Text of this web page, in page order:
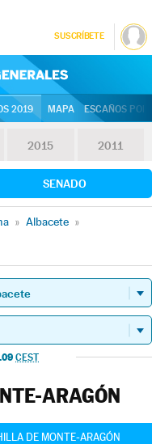
SUSCRÍBETE
2019 MAPA ESCAÑOS
2015 2011
SENADO
» Albacete »
CEST
ARAGÓN
DE MONTE-ARAGÓN